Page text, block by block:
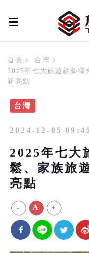
首頁
台灣
2025年七大旅遊趨勢曝
新亮點
台灣
2024-12-05
2025年七大
鬆、家族旅
亮點
- A +